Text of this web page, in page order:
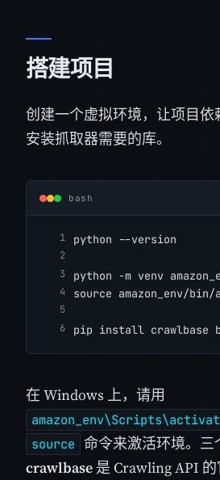
搭建项目
创建一个虚拟环境，让项目
安装抓取器需要的库。
bash
python --version
python -m venv
source amazon_env/
pip install crawlbase
在 Windows 上，请用
source 命令来激活环境。三
crawlbase 是 Crawling API 的